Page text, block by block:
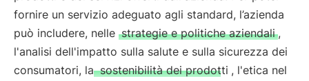
fornire un servizio adeguato agli standard, l’azienda
può includere, nelle strategie e politiche aziendali ,
l'analisi dell'impatto sulla salute e sulla sicurezza dei
consumatori, la sostenibilità dei prodotti , l'etica nel